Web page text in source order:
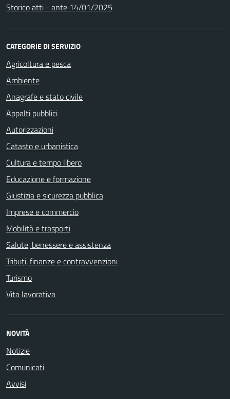
Storico atti - ante 14/01/2025
CATEGORIE DI SERVIZIO
Agricoltura e pesca
Ambiente
Anagrafe e stato civile
Appalti pubblici
Autorizzazioni
Catasto e urbanistica
Cultura e tempo libero
Educazione e formazione
Giustizia e sicurezza pubblica
Imprese e commercio
Mobilità e trasporti
Salute, benessere e assistenza
Tributi, finanze e contravvenzioni
Turismo
Vita lavorativa
NOVITÀ
Notizie
Comunicati
Avvisi